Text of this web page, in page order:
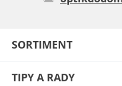
SORTIMENT
TIPY A RADY